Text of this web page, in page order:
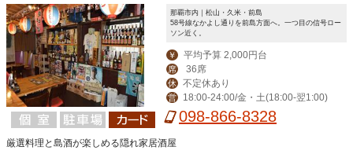
那覇市内｜松山・久米・前島
58号線なかよし通りを前島方面へ。一つ目の信号ロー
ソン近く。
￥ 平均予算 2,000円台
席 36席
休 不定休あり
営 18:00-24:00/金・土(18:00-翌1:00)
098-866-8328
厳選料理と島酒が楽しめる隠れ家居酒屋